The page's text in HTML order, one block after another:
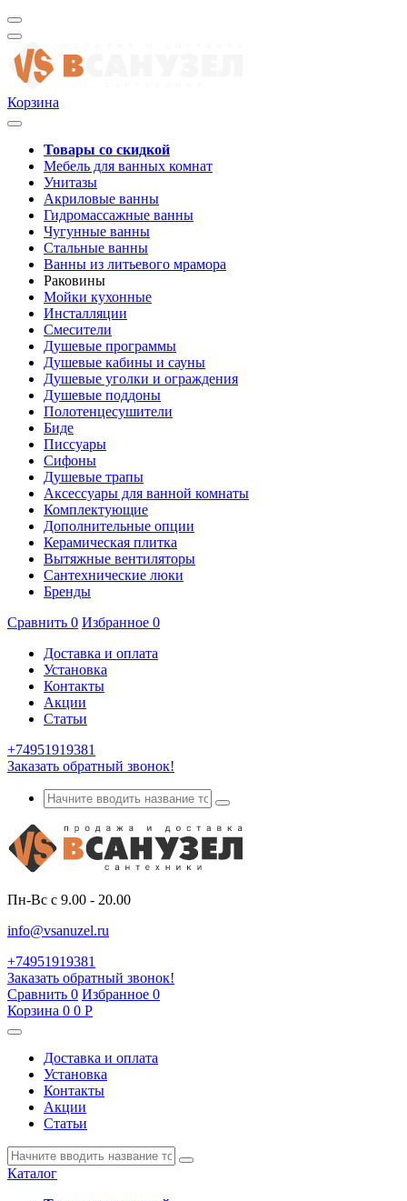
Корзина
Товары со скидкой
Мебель для ванных комнат
Унитазы
Акриловые ванны
Гидромассажные ванны
Чугунные ванны
Стальные ванны
Ванны из литьевого мрамора
Раковины
Мойки кухонные
Инсталляции
Смесители
Душевые программы
Душевые кабины и сауны
Душевые уголки и ограждения
Душевые поддоны
Полотенцесушители
Биде
Писсуары
Сифоны
Душевые трапы
Аксессуары для ванной комнаты
Комплектующие
Дополнительные опции
Керамическая плитка
Вытяжные вентиляторы
Сантехнические люки
Бренды
Сравнить 0 Избранное 0
Доставка и оплата
Установка
Контакты
Акции
Статьи
+74951919381
Заказать обратный звонок!
Пн-Вс с 9.00 - 20.00
info@vsanuzel.ru
+74951919381
Заказать обратный звонок!
Сравнить 0 Избранное 0
Корзина 0 0 Р
Доставка и оплата
Установка
Контакты
Акции
Статьи
Каталог